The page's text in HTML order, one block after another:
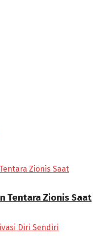
Tentara Zionis Saat